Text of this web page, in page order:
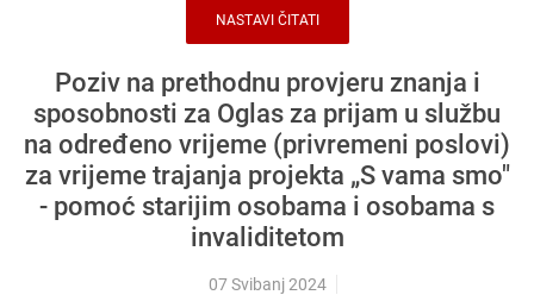
NASTAVI ČITATI
Poziv na prethodnu provjeru znanja i
sposobnosti za Oglas za prijam u službu
na određeno vrijeme (privremeni poslovi)
za vrijeme trajanja projekta „S vama smo"
- pomoć starijim osobama i osobama s
invaliditetom
07 Svibanj 2024